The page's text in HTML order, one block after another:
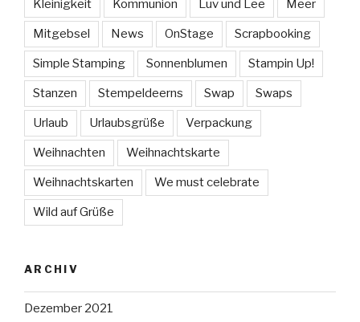
Kleinigkeit Kommunion Luv und Lee Meer
Mitgebsel News OnStage Scrapbooking
Simple Stamping Sonnenblumen Stampin Up!
Stanzen Stempeldeerns Swap Swaps
Urlaub Urlaubsgrüße Verpackung
Weihnachten Weihnachtskarte
Weihnachtskarten We must celebrate
Wild auf Grüße
ARCHIV
Dezember 2021